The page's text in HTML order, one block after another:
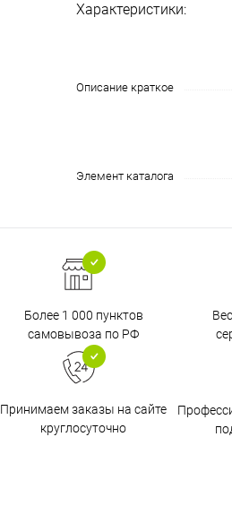
Характеристики:
Описание краткое
Элемент каталога
Более 1 000 пунктов
самовывоза по РФ
Принимаем заказы на сайте
круглосуточно